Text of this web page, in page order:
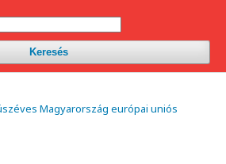
Keresés
Magyarország európai uniós